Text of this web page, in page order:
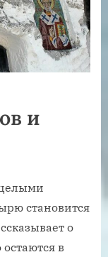
и
становится
о
в